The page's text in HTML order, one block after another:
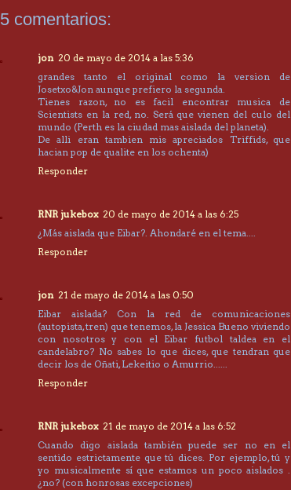
5 comentarios:
jon 20 de mayo de 2014 a las 5:36
grandes tanto el original como la version de
Josetxo&Jon aunque prefiero la segunda.
Tienes razon, no es facil encontrar musica de
Scientists en la red, no. Será que vienen del culo del
mundo (Perth es la ciudad mas aislada del planeta).
De alli eran tambien mis apreciados Triffids, que
hacian pop de qualite en los ochenta)
Responder
RNR jukebox 20 de mayo de 2014 a las 6:25
¿Más aislada que Eibar?. Ahondaré en el tema....
Responder
jon 21 de mayo de 2014 a las 0:50
Eibar aislada? Con la red de comunicaciones
(autopista, tren) que tenemos, la Jessica Bueno viviendo
con nosotros y con el Eibar futbol taldea en el
candelabro? No sabes lo que dices, que tendran que
decir los de Oñati, Lekeitio o Amurrio......
Responder
RNR jukebox 21 de mayo de 2014 a las 6:52
Cuando digo aislada también puede ser no en el
sentido estrictamente que tú dices. Por ejemplo, tú y
yo musicalmente sí que estamos un poco aislados .
¿no? (con honrosas excepciones)